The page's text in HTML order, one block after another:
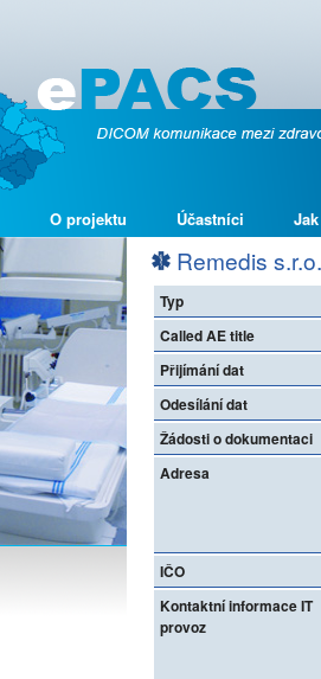
O projektu Účastníci
Remedis s.r.o.
Typ
Called AE title
Přijímání dat
Odesílání dat
Žádosti o dokumentaci
Adresa
IČO
Kontaktní informace IT
provoz